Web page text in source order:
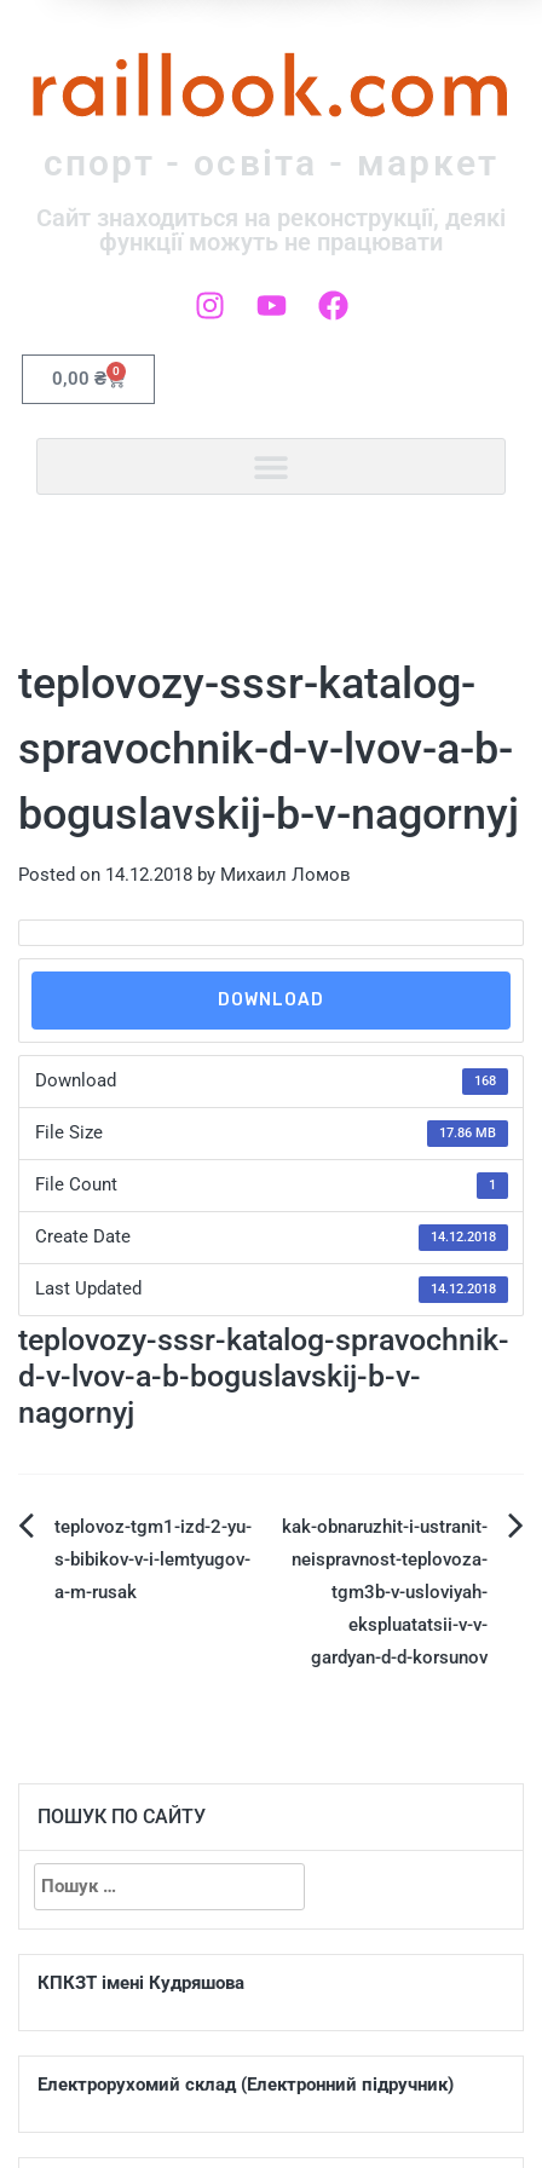
raillook.com
спорт - освіта - маркет
Сайт знаходиться на реконструкції, деякі
функції можуть не працювати
0,00 ₴ 0
teplovozy-sssr-katalog-
spravochnik-d-v-lvov-a-b-
boguslavskij-b-v-nagornyj
Posted on 14.12.2018 by Михаил Ломов
DOWNLOAD
Download 168
File Size 17.86 MB
File Count 1
Create Date 14.12.2018
Last Updated 14.12.2018
teplovozy-sssr-katalog-spravochnik-
d-v-lvov-a-b-boguslavskij-b-v-
nagornyj
teplovoz-tgm1-izd-2-yu-
s-bibikov-v-i-lemtyugov-
a-m-rusak
kak-obnaruzhit-i-ustranit-
neispravnost-teplovoza-
tgm3b-v-usloviyah-
ekspluatatsii-v-v-
gardyan-d-d-korsunov
ПОШУК ПО САЙТУ
КПКЗТ імені Кудряшова
Електрорухомий склад (Електронний підручник)